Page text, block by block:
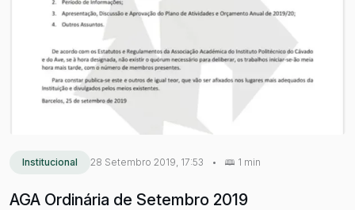
Institucional 28 Setembro 2019, 17:53 • 1 min
AGA Ordinária de Setembro 2019